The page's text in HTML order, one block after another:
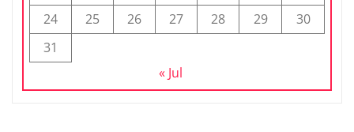
24
25 26 27 28 29
30
31
« Jul